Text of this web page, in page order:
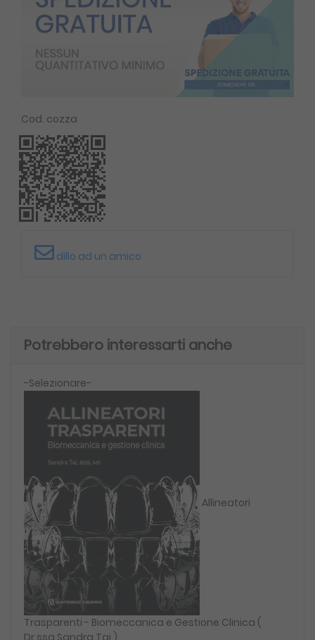
Cod. cozza
dillo ad un amico
Potrebbero interessarti anche
-Selezionare-
Allineatori
Trasparenti - Biomeccanica e Gestione Clinica (